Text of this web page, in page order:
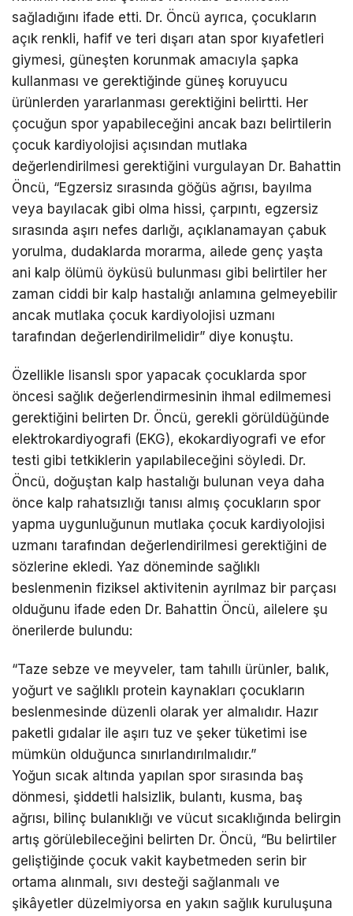
sağladığını ifade etti. Dr. Öncü ayrıca, çocukların
açık renkli, hafif ve teri dışarı atan spor kıyafetleri
giymesi, güneşten korunmak amacıyla şapka
kullanması ve gerektiğinde güneş koruyucu
ürünlerden yararlanması gerektiğini belirtti. Her
çocuğun spor yapabileceğini ancak bazı belirtilerin
çocuk kardiyolojisi açısından mutlaka
değerlendirilmesi gerektiğini vurgulayan Dr. Bahattin
Öncü, “Egzersiz sırasında göğüs ağrısı, bayılma
veya bayılacak gibi olma hissi, çarpıntı, egzersiz
sırasında aşırı nefes darlığı, açıklanamayan çabuk
yorulma, dudaklarda morarma, ailede genç yaşta
ani kalp ölümü öyküsü bulunması gibi belirtiler her
zaman ciddi bir kalp hastalığı anlamına gelmeyebilir
ancak mutlaka çocuk kardiyolojisi uzmanı
tarafından değerlendirilmelidir” diye konuştu.
Özellikle lisanslı spor yapacak çocuklarda spor
öncesi sağlık değerlendirmesinin ihmal edilmemesi
gerektiğini belirten Dr. Öncü, gerekli görüldüğünde
elektrokardiyografi (EKG), ekokardiyografi ve efor
testi gibi tetkiklerin yapılabileceğini söyledi. Dr.
Öncü, doğuştan kalp hastalığı bulunan veya daha
önce kalp rahatsızlığı tanısı almış çocukların spor
yapma uygunluğunun mutlaka çocuk kardiyolojisi
uzmanı tarafından değerlendirilmesi gerektiğini de
sözlerine ekledi. Yaz döneminde sağlıklı
beslenmenin fiziksel aktivitenin ayrılmaz bir parçası
olduğunu ifade eden Dr. Bahattin Öncü, ailelere şu
önerilerde bulundu:
“Taze sebze ve meyveler, tam tahıllı ürünler, balık,
yoğurt ve sağlıklı protein kaynakları çocukların
beslenmesinde düzenli olarak yer almalıdır. Hazır
paketli gıdalar ile aşırı tuz ve şeker tüketimi ise
mümkün olduğunca sınırlandırılmalıdır.”
Yoğun sıcak altında yapılan spor sırasında baş
dönmesi, şiddetli halsizlik, bulantı, kusma, baş
ağrısı, bilinç bulanıklığı ve vücut sıcaklığında belirgin
artış görülebileceğini belirten Dr. Öncü, “Bu belirtiler
geliştiğinde çocuk vakit kaybetmeden serin bir
ortama alınmalı, sıvı desteği sağlanmalı ve
şikâyetler düzelmiyorsa en yakın sağlık kuruluşuna